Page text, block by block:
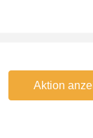
Aktion